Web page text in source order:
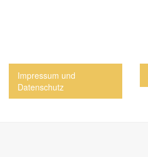
Impressum und
Datenschutz